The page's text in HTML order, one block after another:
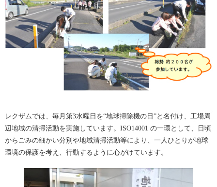
レクザムでは、毎月第3水曜日を“地球掃除機の日”と名付け、工場周
辺地域の清掃活動を実施しています。ISO14001 の一環として、日頃
からごみの細かい分別や地域清掃活動等により、一人ひとりが地球
環境の保護を考え、行動するように心がけています。